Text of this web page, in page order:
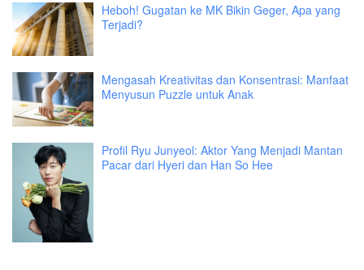
Heboh! Gugatan ke MK Bikin Geger, Apa yang
Terjadi?
Mengasah Kreativitas dan Konsentrasi: Manfaat
Menyusun Puzzle untuk Anak
Profil Ryu Junyeol: Aktor Yang Menjadi Mantan
Pacar dari Hyeri dan Han So Hee